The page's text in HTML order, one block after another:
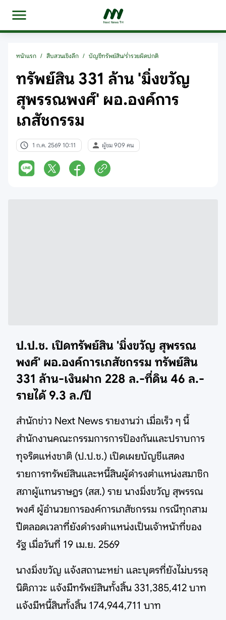
หน้าแรก / สืบสวนเชิงลึก / บัญชีทรัพย์สิน/ร่ำรวยผิดปกติ
ทรัพย์สิน 331 ล้าน 'มิ่งขวัญ
สุพรรณพงศ์' ผอ.องค์การ
เภสัชกรรม
1 ก.ค. 2569 10:11 ผู้ชม 909 คน
ป.ป.ช. เปิดทรัพย์สิน 'มิ่งขวัญ สุพรรณ
พงศ์' ผอ.องค์การเภสัชกรรม ทรัพย์สิน
331 ล้าน-เงินฝาก 228 ล.-ที่ดิน 46 ล.-
รายได้ 9.3 ล./ปี
สำนักข่าว Next News รายงานว่า เมื่อเร็ว ๆ นี้
สำนักงานคณะกรรมการการป้องกันและปราบการ
ทุจริตแห่งชาติ (ป.ป.ช.) เปิดเผยบัญชีแสดง
รายการทรัพย์สินและหนี้สินผู้ดำรงตำแหน่งสมาชิก
สภาผู้แทนราษฎร (สส.) ราย นางมิ่งขวัญ สุพรรณ
พงศ์ ผู้อำนวยการองค์การเภสัชกรรม กรณีทุกสาม
ปีตลอดเวลาที่ยังดำรงตำแหน่งเป็นเจ้าหน้าที่ของ
รัฐ เมื่อวันที่ 19 เม.ย. 2569
นางมิ่งขวัญ แจ้งสถานะหย่า และบุตรที่ยังไม่บรรลุ
นิติภาวะ แจ้งมีทรัพย์สินทั้งสิ้น 331,385,412 บาท
แจ้งมีหนี้สินทั้งสิ้น 174,944,711 บาท